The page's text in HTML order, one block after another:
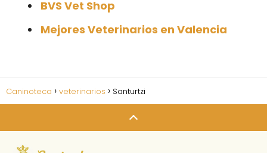
BVS Vet Shop
Mejores Veterinarios en Valencia
Caninoteca veterinarios Santurtzi